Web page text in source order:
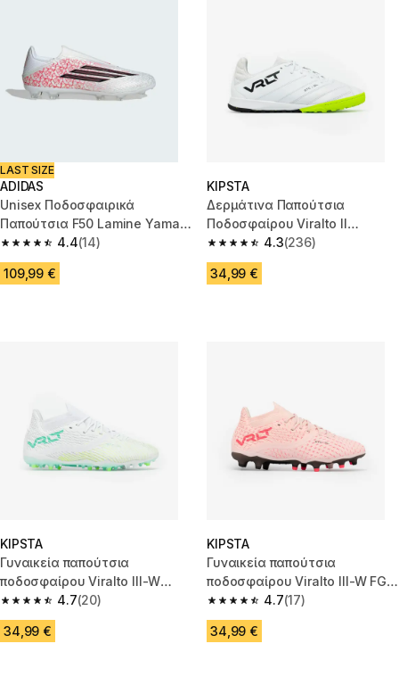
LAST SIZE
ADIDAS
Unisex Ποδοσφαιρικά
Παπούτσια F50 Lamine Yamal
League LL FG/MG
4.4
4.4 out of 5 stars from 14 reviews
(14)
109,99 €
KIPSTA
Δερμάτινα Παπούτσια
Ποδοσφαίρου Viralto II
Matador TF - Λευκά/Lime
4.3
4.3 out of 5 stars from 236
(236)
34,99 €
KIPSTA
Γυναικεία παπούτσια
ποδοσφαίρου Viralto III-W
MG/AG - Feelings
4.7
4.7 out of 5 stars from 20 reviews
(20)
34,99 €
KIPSTA
Γυναικεία παπούτσια
ποδοσφαίρου Viralto III-W FG -
Pink Power4.7
4.7 out of 5 stars from 17
(17)
34,99 €